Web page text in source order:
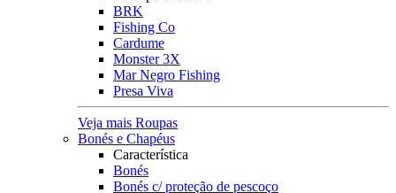
BRK
Fishing Co
Cardume
Monster 3X
Mar Negro Fishing
Presa Viva
Veja mais Roupas
Bonés e Chapéus
Característica
Bonés
Bonés c/ proteção de pescoço